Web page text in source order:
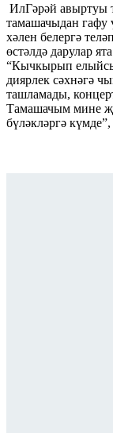
ИлГәрәй авыртуы
тамашачыдан гафу
хәлен белергә
өстәлдә дарулар
“Кычкырып
диярлек сәхнәгә
ташламады,
Тамашачым мине
бүләкләргә